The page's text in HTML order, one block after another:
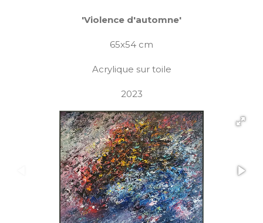
'Violence d'automne'
65x54 cm
Acrylique sur toile
2023